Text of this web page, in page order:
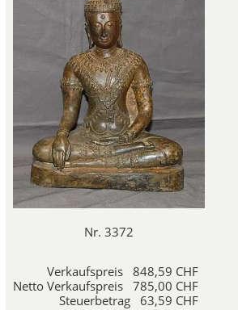
Nr. 3372
Verkaufspreis
848,59 CHF
Netto Verkaufspreis
785,00 CHF
Steuerbetrag
63,59 CHF